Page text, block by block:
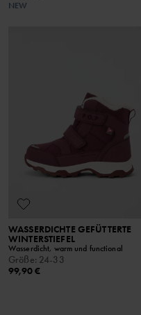
NEW
WASSERDICHTE GEFÜTTERTE
WINTERSTIEFEL
Wasserdicht, warm und functional
Größe: 24-33
99,90 €